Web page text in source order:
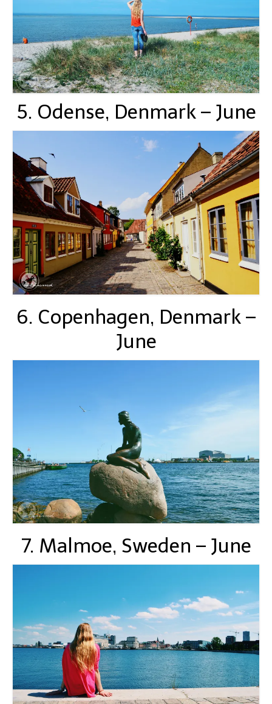
5. Odense, Denmark – June
6. Copenhagen, Denmark –
June
7. Malmoe, Sweden – June